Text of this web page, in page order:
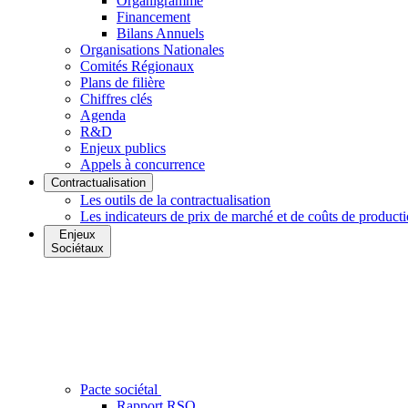
Financement
Bilans Annuels
Organisations Nationales
Comités Régionaux
Plans de filière
Chiffres clés
Agenda
R&D
Enjeux publics
Appels à concurrence
Contractualisation
Les outils de la contractualisation
Les indicateurs de prix de marché et de coûts de
Enjeux
Sociétaux
Pacte sociétal